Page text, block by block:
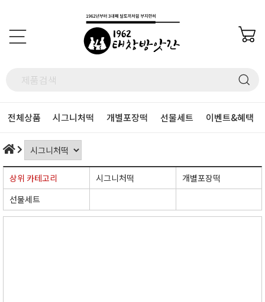
전체상품 시그니처떡 개별포장떡 선물세트 이벤트&혜택
상위 카테고리 시그니처떡
개별포장떡
선물세트